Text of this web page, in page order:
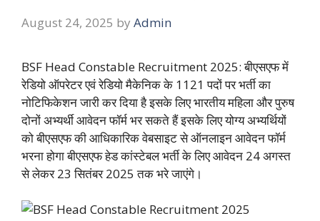
August 24, 2025 by Admin
BSF Head Constable Recruitment 2025: बीएसएफ में
रेडियो ऑपरेटर एवं रेडियो मैकेनिक के 1121 पदों पर भर्ती का
नोटिफिकेशन जारी कर दिया है इसके लिए भारतीय महिला और पुरुष
दोनों अभ्यर्थी आवेदन फॉर्म भर सकते हैं इसके लिए योग्य अभ्यर्थियों
को बीएसएफ की आधिकारिक वेबसाइट से ऑनलाइन आवेदन फॉर्म
भरना होगा बीएसएफ हेड कांस्टेबल भर्ती के लिए आवेदन 24 अगस्त
से लेकर 23 सितंबर 2025 तक भरे जाएंगे।